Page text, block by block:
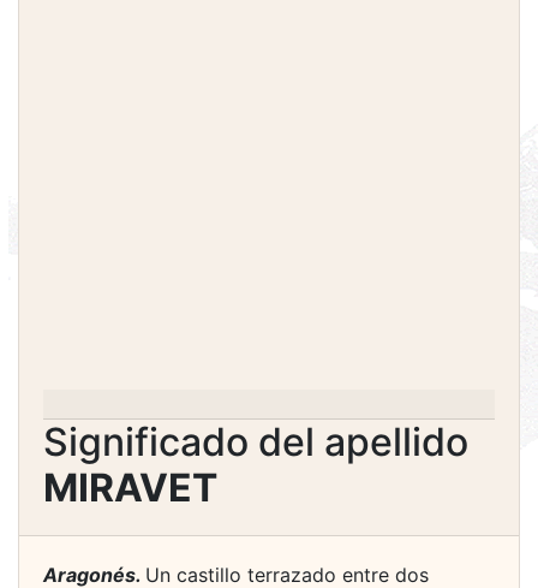
Significado del apellido
MIRAVET
Aragonés. Un castillo terrazado entre dos